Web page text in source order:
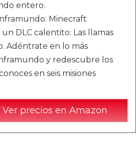
entero.
Minecraft
DLC calentito: Las llamas
Adéntrate en lo más
y redescubre los
en seis misiones
Ver precios en Amazon